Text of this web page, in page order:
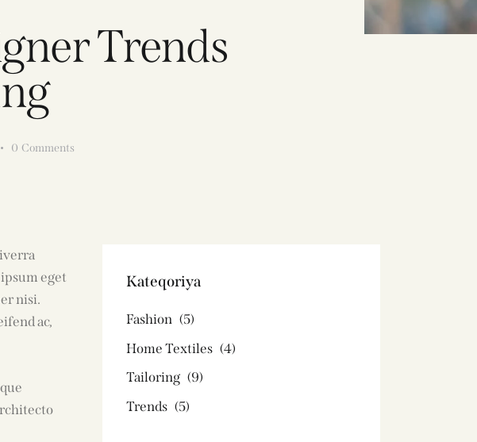
Trends
0 Comments
eget
nisi.
ac,
Kateqoriya
Fashion (5)
Home Textiles (4)
Tailoring (9)
Trends (5)